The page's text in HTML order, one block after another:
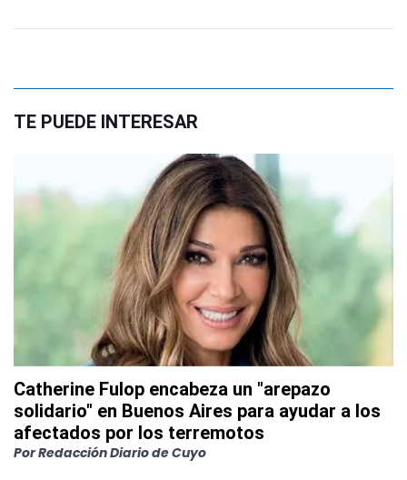
TE PUEDE INTERESAR
Catherine Fulop encabeza un "arepazo
solidario" en Buenos Aires para ayudar a los
afectados por los terremotos
PorRedacción Diario de Cuyo